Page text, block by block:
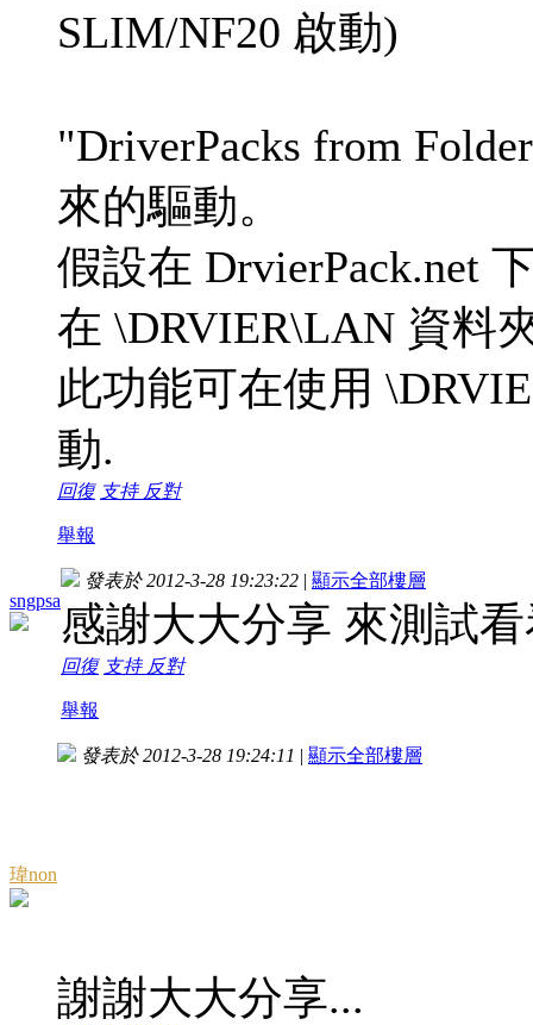
SLIM/NF20 啟動)
"DriverPacks from
來的驅動。
假設在 DrvierPack.net
在 \DRVIER\LAN 資料
此功能可在使用
動.
回復 支持 反對
舉報
sngpsa
發表於 2012-3-28 19:23:22 | 顯示全部樓層
感謝大大分享 來測試
回復 支持 反對
舉報
瑋non
發表於 2012-3-28 19:24:11 | 顯示全部樓層
謝謝大大分享...